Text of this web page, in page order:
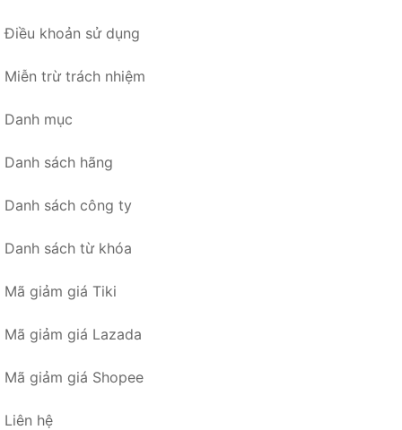
Điều khoản sử dụng
Miễn trừ trách nhiệm
Danh mục
Danh sách hãng
Danh sách công ty
Danh sách từ khóa
Mã giảm giá Tiki
Mã giảm giá Lazada
Mã giảm giá Shopee
Liên hệ